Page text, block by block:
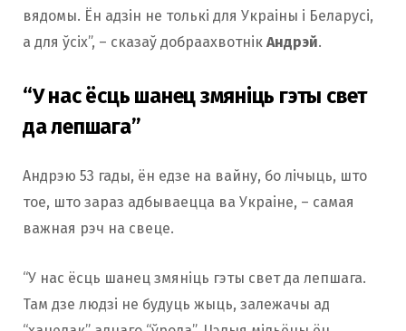
вядомы. Ён адзін не толькі для Украіны і Беларусі,
а для ўсіх”, – сказаў добраахвотнік Андрэй.
“У нас ёсць шанец змяніць гэты свет
да лепшага”
Андрэю 53 гады, ён едзе на вайну, бо лічыць, што
тое, што зараз адбываецца ва Украіне, – самая
важная рэч на свеце.
“У нас ёсць шанец змяніць гэты свет да лепшага.
Там дзе людзі не будуць жыць, залежачы ад